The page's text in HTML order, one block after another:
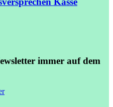
immer auf dem